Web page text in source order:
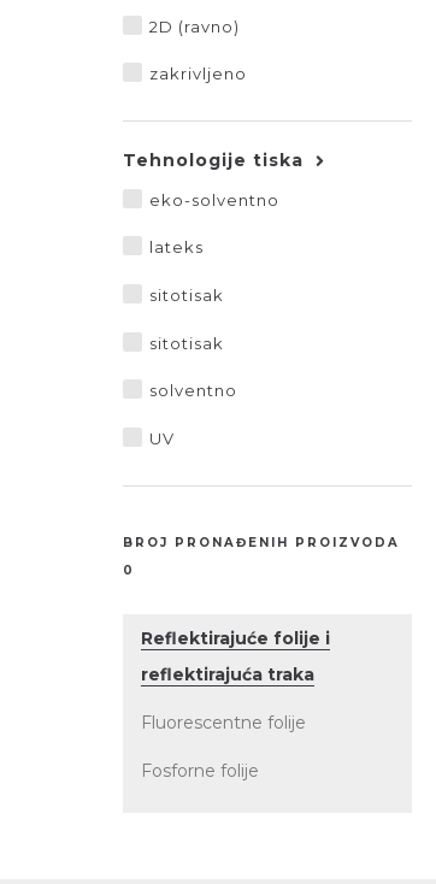
BROJ PRONAĐENIH PROIZVODA
0
Reflektirajuće folije i
reflektirajuća traka
Fluorescentne folije
Fosforne folije
2D (ravno)
zakrivljeno
Tehnologije tiska
eko-solventno
lateks
sitotisak
sitotisak
solventno
UV